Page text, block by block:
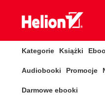
Kategorie Książki
Audiobooki Promocje
Darmowe ebooki